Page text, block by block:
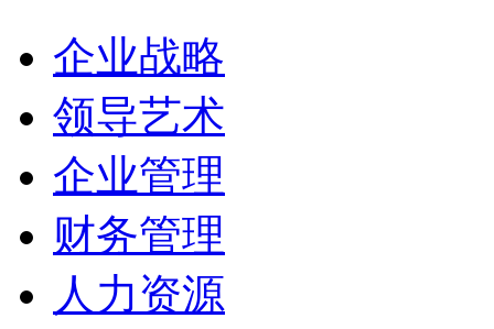
企业战略
领导艺术
企业管理
财务管理
人力资源